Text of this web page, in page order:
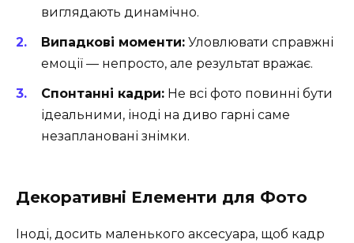
виглядають динамічно.
Випадкові моменти: Уловлювати справжні
емоції — непросто, але результат вражає.
Спонтанні кадри: Не всі фото повинні бути
ідеальними, іноді на диво гарні саме
незаплановані знімки.
Декоративні Елементи для Фото
Іноді, досить маленького аксесуара, щоб кадр